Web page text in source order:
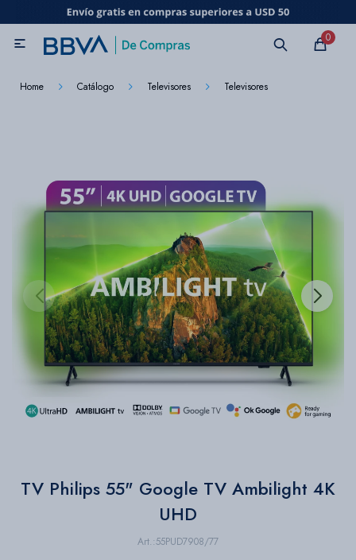
0

Home Catálogo Televisores Televisores
TV Philips 55" Google TV Ambilight 4K
UHD
55PUD7908/77
MI CUENTA
Electrodomésticos
Televisores
Audio
Tecnología
Bazar